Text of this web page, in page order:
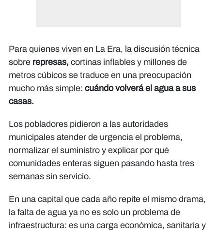
Para quienes viven en La Era, la discusión técnica
sobre represas, cortinas inflables y millones de
metros cúbicos se traduce en una preocupación
mucho más simple: cuándo volverá el agua a sus
casas.
Los pobladores pidieron a las autoridades
municipales atender de urgencia el problema,
normalizar el suministro y explicar por qué
comunidades enteras siguen pasando hasta tres
semanas sin servicio.
En una capital que cada año repite el mismo drama,
la falta de agua ya no es solo un problema de
infraestructura: es una carga económica, sanitaria y